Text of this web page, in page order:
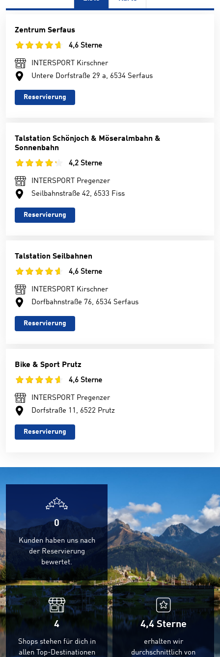
Zentrum Serfaus
4,6 Sterne
INTERSPORT Kirschner
Untere Dorfstraße 29 a, 6534 Serfaus
Reservierung
Talstation Schönjoch & Möseralmbahn &
Sonnenbahn
4,2 Sterne
INTERSPORT Pregenzer
Seilbahnstraße 42, 6533 Fiss
Reservierung
Talstation Seilbahnen
4,6 Sterne
INTERSPORT Kirschner
Dorfbahnstraße 76, 6534 Serfaus
Reservierung
Bike & Sport Prutz
4,6 Sterne
INTERSPORT Pregenzer
Dorfstraße 11, 6522 Prutz
Reservierung
0
Kunden haben uns nach
der Reservierung
bewertet.
4
Shops stehen für dich in
allen Top-Destinationen
4,4Sterne
erhalten wir
durchschnittlich von